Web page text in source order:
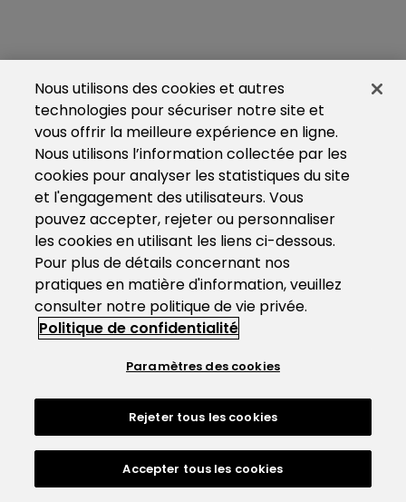
Nous utilisons des cookies et autres
technologies pour sécuriser notre site et
vous offrir la meilleure expérience en ligne.
Nous utilisons l’information collectée par les
cookies pour analyser les statistiques du site
et l'engagement des utilisateurs. Vous
pouvez accepter, rejeter ou personnaliser
les cookies en utilisant les liens ci-dessous.
Pour plus de détails concernant nos
pratiques en matière d'information, veuillez
consulter notre politique de vie privée.
Politique de confidentialité
Paramètres des cookies
Rejeter tous les cookies
Accepter tous les cookies